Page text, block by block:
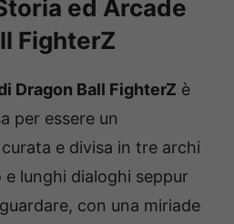
ed Arcade
FighterZ
Dragon Ball FighterZ è
per essere un
e divisa in tre archi
lunghi dialoghi seppur
con una miriade